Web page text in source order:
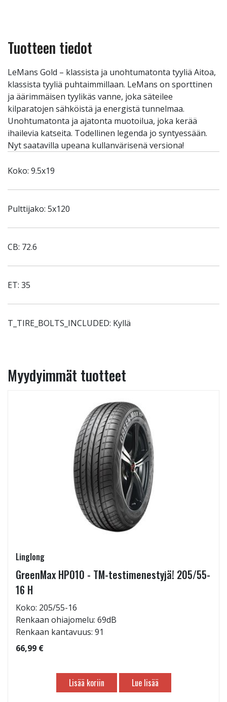
Tuotteen tiedot
LeMans Gold – klassista ja unohtumatonta tyyliä Aitoa,
klassista tyyliä puhtaimmillaan. LeMans on sporttinen
ja äärimmäisen tyylikäs vanne, joka säteilee
kilparatojen sähköistä ja energistä tunnelmaa.
Unohtumatonta ja ajatonta muotoilua, joka kerää
ihailevia katseita. Todellinen legenda jo syntyessään.
Nyt saatavilla upeana kullanvärisenä versiona!
Koko: 9.5x19
Pulttijako: 5x120
CB: 72.6
ET: 35
T_TIRE_BOLTS_INCLUDED: Kyllä
Myydyimmät tuotteet
Linglong
GreenMax HP010 - TM-testimenestyjä! 205/55-
16 H
Koko: 205/55-16
Renkaan ohiajomelu: 69dB
Renkaan kantavuus: 91
66,99 €
Lisää koriin Lue lisää